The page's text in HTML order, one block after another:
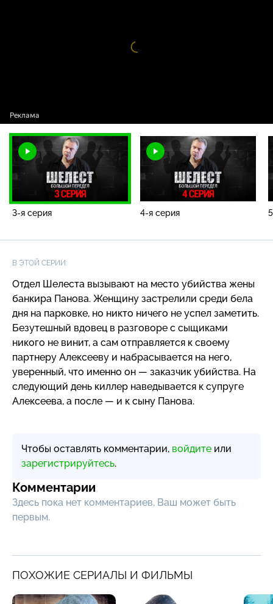
Видео
проигрыватель
3-я серия 4-я серия
В ЭТОЙ СЕРИИ:
Отдел Шелеста вызывают на место убийства жены
банкира Панова. Женщину застрелили среди бела
дня на парковке, но никто ничего не успел заметить.
Безутешный вдовец в разговоре с сыщиками
никого не винит, а сам отправляется к своему
партнеру Алексееву и набрасывается на него,
уверенный, что именно он — заказчик убийства. На
следующий день киллер наведывается к супруге
Алексеева, а после — и к сыну Панова.
Чтобы оставлять комментарии, войдите или
зарегистрируйтесь.
Комментарии
Здесь пока нет комментариев, Ваш может быть
первым.
ПОХОЖИЕ СЕРИАЛЫ И ФИЛЬМЫ